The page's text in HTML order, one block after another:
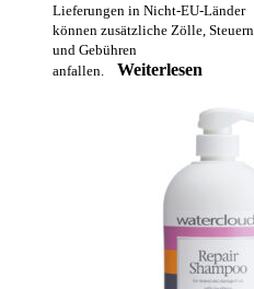
Lieferungen in Nicht-EU-Länder
können zusätzliche Zölle, Steuern
und Gebühren
anfallen.
Weiterlesen